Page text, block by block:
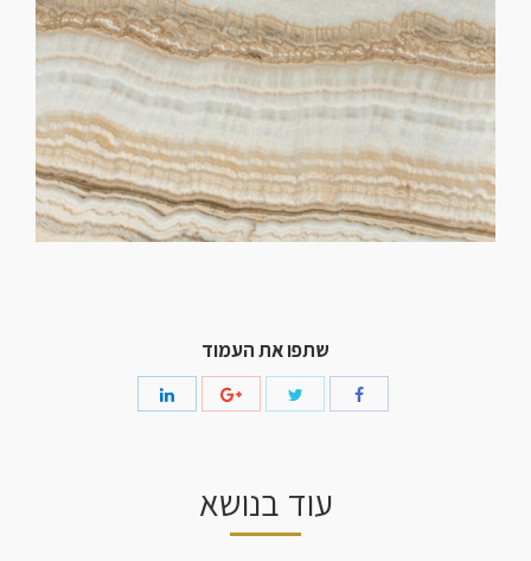
שתפו את העמוד
עוד בנושא